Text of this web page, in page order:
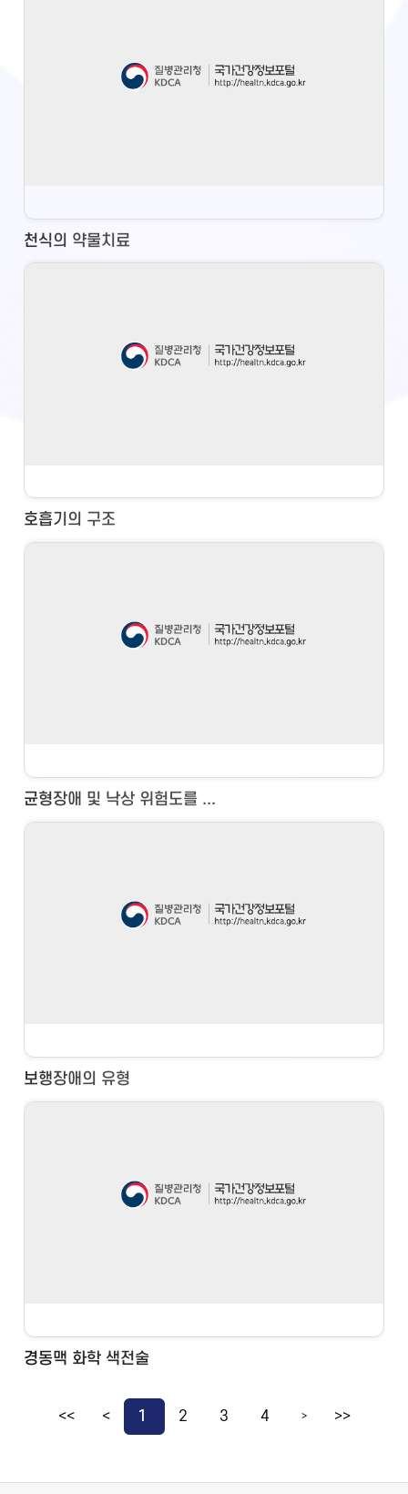
천식의 약물치료
호흡기의 구조
균형장애 및 낙상 위험도를 ...
보행장애의 유형
경동맥 화학 색전술
<< < 1 2 3 4 > >>